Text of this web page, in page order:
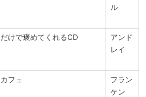
ル
けで褒めてくれるCD
アンド
レイ
フェ
フラン
ケン